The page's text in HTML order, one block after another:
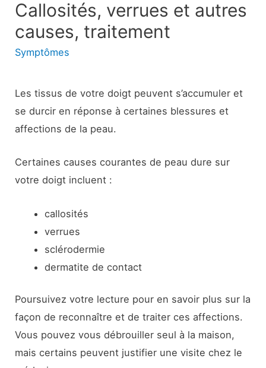
Callosités, verrues et autres
causes, traitement
Symptômes
Les tissus de votre doigt peuvent s’accumuler et
se durcir en réponse à certaines blessures et
affections de la peau.
Certaines causes courantes de peau dure sur
votre doigt incluent :
callosités
verrues
sclérodermie
dermatite de contact
Poursuivez votre lecture pour en savoir plus sur la
façon de reconnaître et de traiter ces affections.
Vous pouvez vous débrouiller seul à la maison,
mais certains peuvent justifier une visite chez le